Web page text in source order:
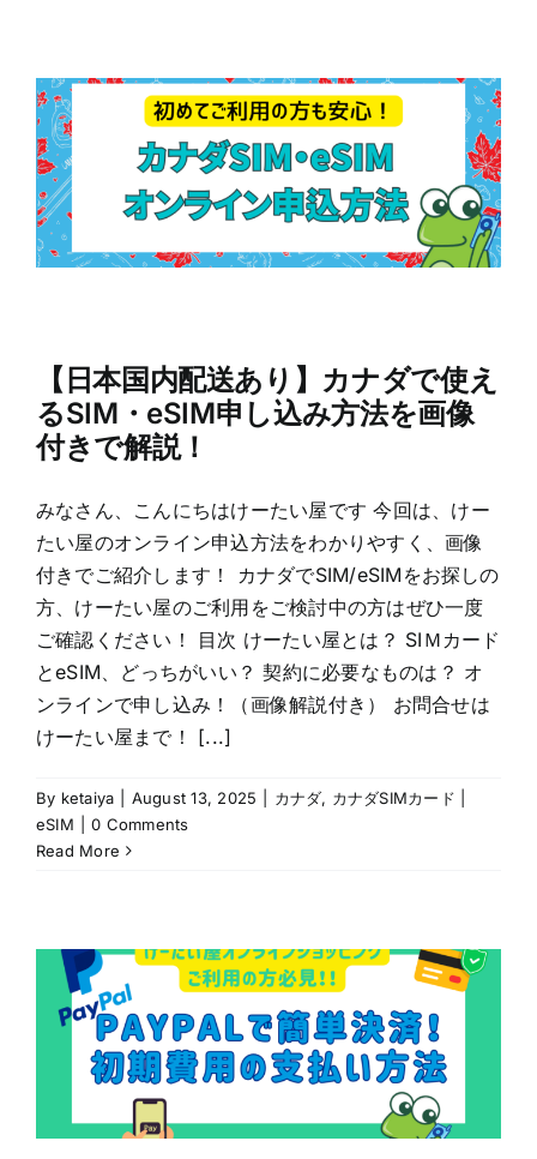
【日本国内配送あり】カナダで使え
るSIM・eSIM申し込み方法を画像
付きで解説！
みなさん、こんにちはけーたい屋です 今回は、けー
たい屋のオンライン申込方法をわかりやすく、画像
付きでご紹介します！ カナダでSIM/eSIMをお探しの
方、けーたい屋のご利用をご検討中の方はぜひ一度
ご確認ください！ 目次 けーたい屋とは？ SIＭカード
とeSIM、どっちがいい？ 契約に必要なものは？ オ
ンラインで申し込み！（画像解説付き） お問合せは
けーたい屋まで！ [...]
By ketaiya August 13, 2025 カナダ, カナダSIMカード |
eSIM
0 Comments
Read More